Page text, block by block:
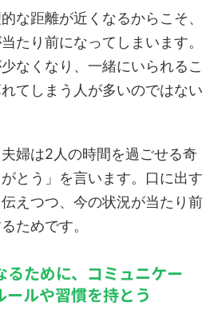
な距離が近くなるからこそ、
たり前になってしまいます。
なくなり、一緒にいられるこ
てしまう人が多いのではない
婦は2人の時間を過ごせる奇
とう」を言います。口に出す
えつつ、今の状況が当たり前
ためです。
るために、コミュニケー
ールや習慣を持とう